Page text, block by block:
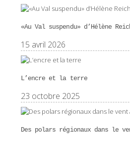
«Au Val suspendu» d’Hélène
15 avril 2026
L’encre et la terre
23 octobre 2025
Des polars régionaux dans le